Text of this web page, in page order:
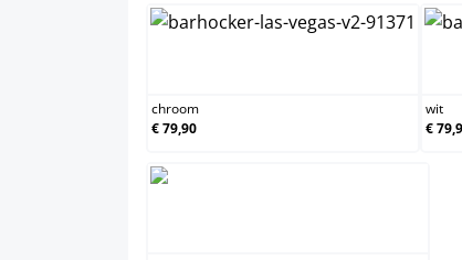
chroom
€ 79,90
wit
€